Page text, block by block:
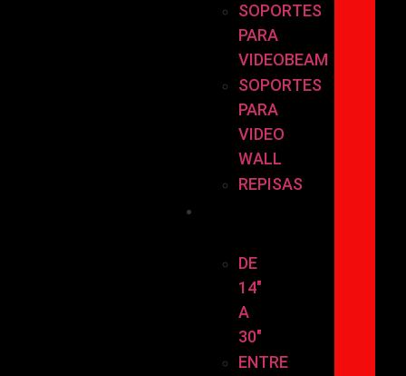
SOPORTES
PARA
VIDEOBEAM
SOPORTES
PARA
VIDEO
WALL
REPISAS
DE
14″
A
30″
ENTRE